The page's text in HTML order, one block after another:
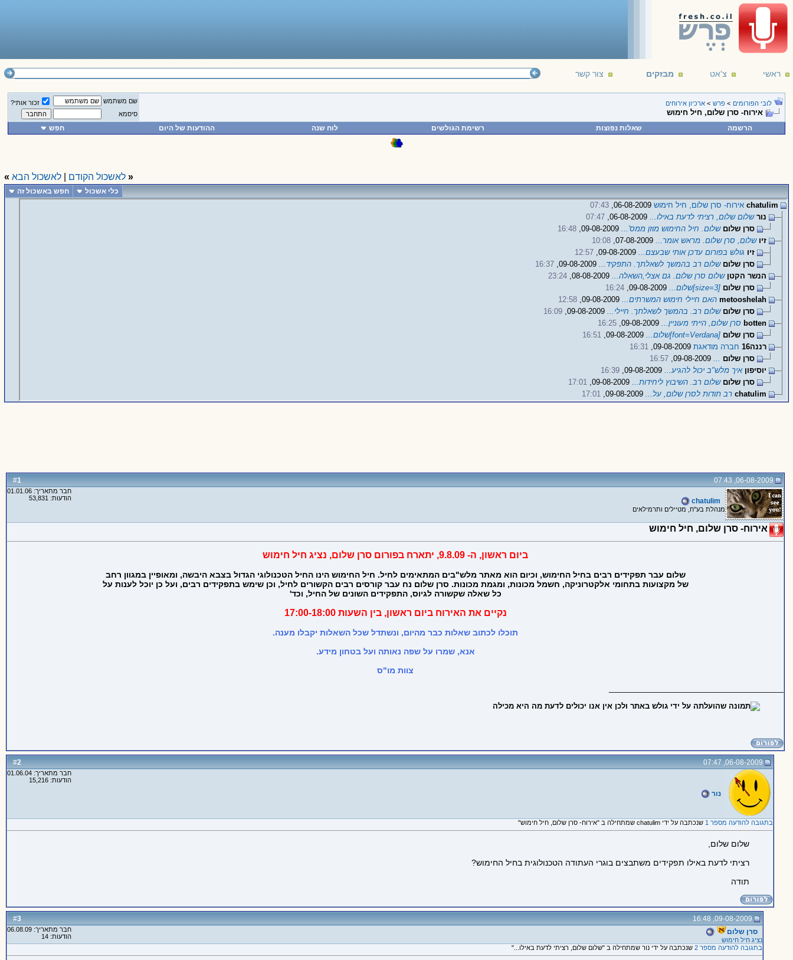
ראשי צ'אט מבזקים צור קשר
לובי הפורומים > פרש > ארכיון אירוחים
אירוח- סרן שלום, חיל חימוש
שם משתמש
זכור אותי?
סיסמא
הרשמה שאלות נפוצות רשימת הגולשים לוח שנה ההודעות של היום חפש
« לאשכול הקודם לאשכול הבא »
כלי אשכול חפש באשכול זה
chatulim אירוח- סרן שלום, חיל חימוש06-08-2009,
07:43
נור שלום שלום, רציתי לדעת באילו...06-08-2009,
07:47
סרן שלום שלום. חיל החימוש מוזן ממס'...09-08-2009,
16:48
זיו שלום, סרן שלום. מראש אומר...07-08-2009,
10:08
זיו גולש בפורום עדכן אותי שבעצם...09-08-2009,
12:57
סרן שלום שלום רב בהמשך לשאלתך. התפקיד...09-08-2009,
16:37
הנשר הקטן שלום סרן שלום. גם אצלי,השאלה...08-08-2009,
23:24
סרן שלום [size=3]שלום... 09-08-2009,
16:24
metooshelah האם חיילי חימוש המשרתים...09-08-2009,
12:58
סרן שלום שלום רב. בהמשך לשאלתך. חיילי...09-08-2009,
16:09
botten סרן שלום, הייתי מעוניין...09-08-2009,
16:25
סרן שלום [font=Verdana]שלום... 09-08-2009,
16:51
רננה16
חברה מודאגת09-08-2009,
16:31
סרן שלום ...
09-08-2009,
16:57
יוסיפון איך מלש"ב יכול להגיע...09-08-2009,
16:39
סרן שלום שלום רב. השיבוץ ליחידות...09-08-2009,
17:01
chatulim רב תודות לסרן שלום, על...09-08-2009,
17:01
#
1 06-08-2009, 07:43
chatulim
מנהלת בע"ח, מטיילים ותרמילאים
חבר מתאריך: 01.01.06
הודעות: 53,831
אירוח- סרן שלום, חיל חימוש
ביום ראשון, ה- 9.8.09, יתארח בפורום סרן שלום, נציג חיל חימוש
שלום עבר תפקידים רבים בחיל החימוש, וכיום הוא מאתר מלש"בים המתאימים לחיל. חיל החימוש הינו החיל הטכנולוגי הגדול בצבא היבשה, ומאופיין במגוון רחב
של מקצועות בתחומי אלקטרוניקה, חשמל מכונות, ומגמת מכונות. סרן שלום נח עבר קורסים רבים הקשורים לחיל, וכן שימש בתפקידים רבים, ועל כן יוכל לענות על
כל שאלה שקשורה לגיוס, התפקידים השונים של החיל, וכד'
נקיים את האירוח ביום ראשון, בין השעות 17:00-18:00
תוכלו לכתוב שאלות כבר מהיום, ונשתדל שכל השאלות יקבלו מענה.
אנא, שמרו על שפה נאותה ועל בטחון מידע.
צוות מו"ס
#
2 06-08-2009, 07:47
נור
חבר מתאריך: 01.06.04
הודעות: 15,216
בתגובה להודעה מספר 1 שנכתבה על ידי chatulim שמתחילה ב "אירוח- סרן שלום, חיל חימוש"
שלום שלום,
רציתי לדעת באילו תפקידים משתבצים בוגרי העתודה הטכנולוגית בחיל החימוש?
תודה
#
3
09-08-2009, 16:48
סרן שלום
נציג חיל חימוש
חבר מתאריך: 06.08.09
הודעות: 14
בתגובה להודעה מספר 2
שנכתבה על ידי נור שמתחילה ב "שלום שלום, רציתי לדעת באילו..."